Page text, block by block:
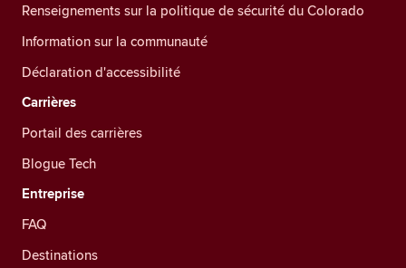
Renseignements sur la politique de sécurité du Colorado
Information sur la communauté
Déclaration d'accessibilité
Carrières
Portail des carrières
Blogue Tech
Entreprise
FAQ
Destinations